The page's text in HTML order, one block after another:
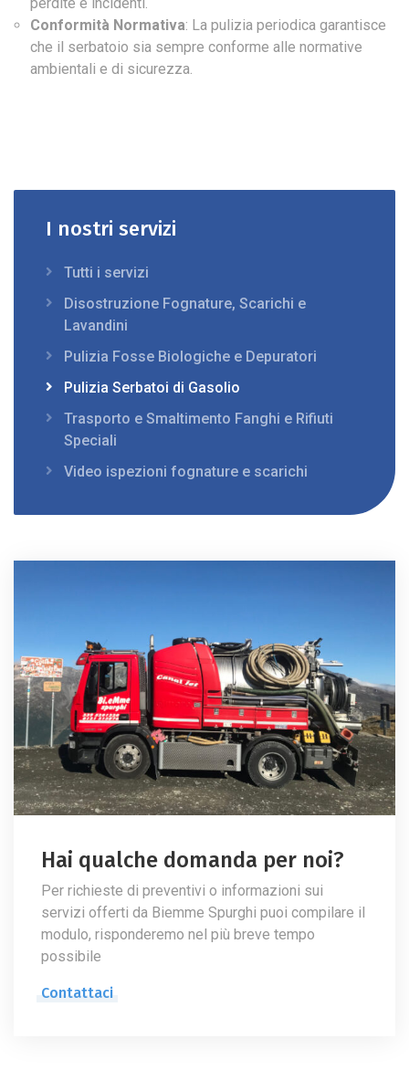
perdite e incidenti.
Conformità Normativa: La pulizia periodica garantisce
che il serbatoio sia sempre conforme alle normative
ambientali e di sicurezza.
I nostri servizi
Tutti i servizi
Disostruzione Fognature, Scarichi e
Lavandini
Pulizia Fosse Biologiche e Depuratori
Pulizia Serbatoi di Gasolio
Trasporto e Smaltimento Fanghi e Rifiuti
Speciali
Video ispezioni fognature e scarichi
Hai qualche domanda per noi?
Per richieste di preventivi o informazioni sui
servizi offerti da Biemme Spurghi puoi compilare il
modulo, risponderemo nel più breve tempo
possibile
Contattaci